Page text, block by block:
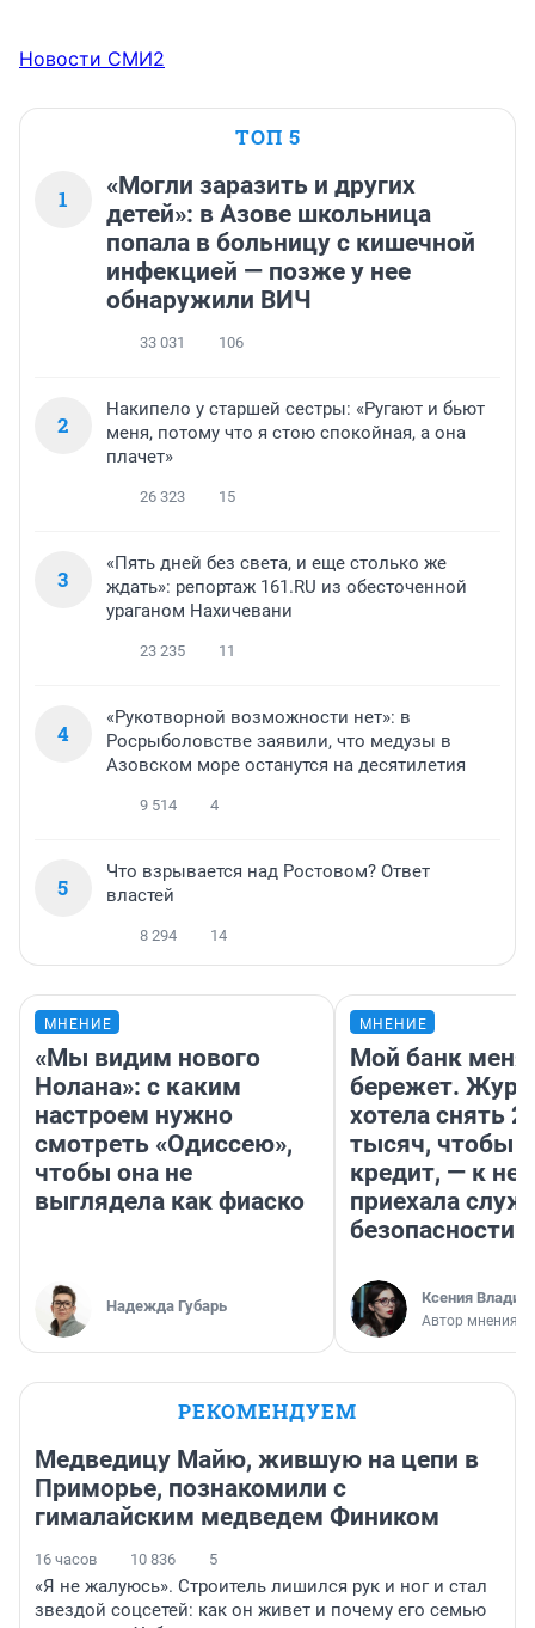
Новости СМИ2
ТОП 5
1
«Могли заразить и других
детей»: в Азове школьница
попала в больницу с кишечной
инфекцией — позже у нее
обнаружили ВИЧ
33 031 106
2
Накипело у старшей сестры: «Ругают и бьют
меня, потому что я стою спокойная, а она
плачет»
26 323 15
3
«Пять дней без света, и еще столько же
ждать»: репортаж 161.RU из обесточенной
ураганом Нахичевани
23 235 11
4
«Рукотворной возможности нет»: в
Росрыболовстве заявили, что медузы в
Азовском море останутся на десятилетия
9 514 4
5
Что взрывается над Ростовом? Ответ
властей
8 294 14
МНЕНИЕ
«Мы видим нового
Нолана»: с каким
настроем нужно
смотреть «Одиссею»,
чтобы она не
выглядела как фиаско
Надежда Губарь
МНЕНИЕ
Мой банк меня
бережет.
хотела снять
тысяч, чтобы
кредит, — к
приехала
безопасности
Ксения
Автор мнения
РЕКОМЕНДУЕМ
Медведицу Майю, жившую на цепи в
Приморье, познакомили с
гималайским медведем Фиником
16 часов 10 836 5
«Я не жалуюсь». Строитель лишился рук и ног и стал
звездой соцсетей: как он живет и почему его семью